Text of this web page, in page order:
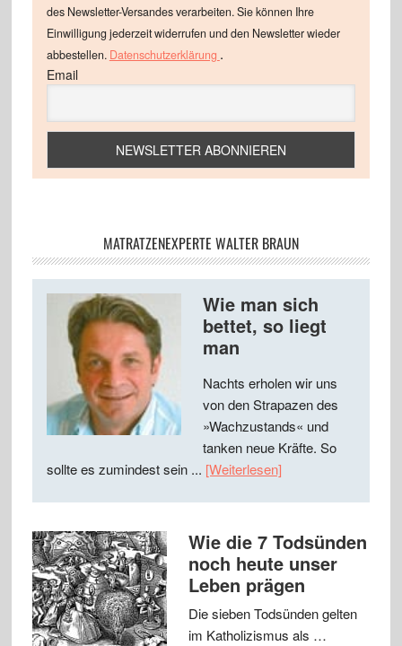
des Newsletter-Versandes verarbeiten. Sie können Ihre
Einwilligung jederzeit widerrufen und den Newsletter wieder
abbestellen. Datenschutzerklärung .
Email
MATRATZENEXPERTE WALTER BRAUN
Wie man sich
bettet, so liegt
man
Nachts erholen wir uns
von den Strapazen des
»Wachzustands« und
tanken neue Kräfte. So
sollte es zumindest sein ... [Weiterlesen]
Wie die 7 Todsünden
noch heute unser
Leben prägen
Die sieben Todsünden gelten
im Katholizismus als …